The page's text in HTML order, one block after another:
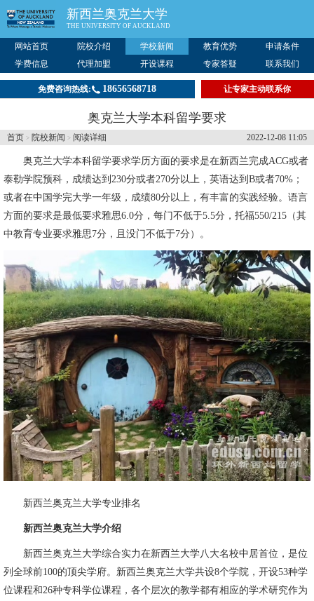
新西兰奥克兰大学
THE UNIVERSITY OF AUCKLAND
网站首页 院校介绍 学校新闻 教育优势
申请条件
学费信息
代理加盟 开设课程 专家答疑 联系我们
免费咨询热线: 18656568718 让专家主动联系你
奥克兰大学本科留学要求
2022-12-08 11:05
首页 > 院校新闻 > 阅读详细
奥克兰大学本科留学要求学历方面的要求是在新西兰完成ACG或者
泰勒学院预科，成绩达到230分或者270分以上，英语达到B或者70%；
或者在中国学完大学一年级，成绩80分以上，有丰富的实践经验。语言
方面的要求是最低要求雅思6.0分，每门不低于5.5分，托福550/215（其
中教育专业要求雅思7分，且没门不低于7分）。
新西兰奥克兰大学专业排名
新西兰奥克兰大学介绍
新西兰奥克兰大学综合实力在新西兰大学八大名校中居首位，是位
列全球前100的顶尖学府。新西兰奥克兰大学共设8个学院，开设53种学
位课程和26种专科学位课程，各个层次的教学都有相应的学术研究作为